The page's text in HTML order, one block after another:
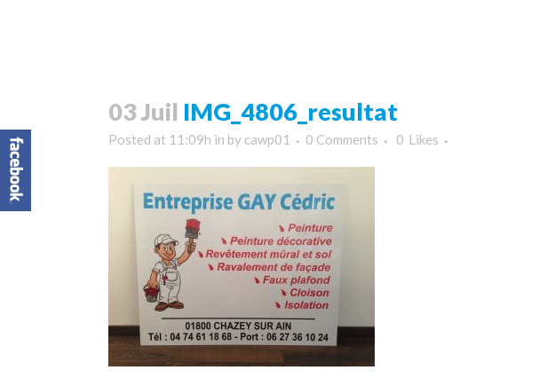
03 Juil IMG_4806_resultat
Posted at 11:09h in by cawp01 0 Comments 0 Likes